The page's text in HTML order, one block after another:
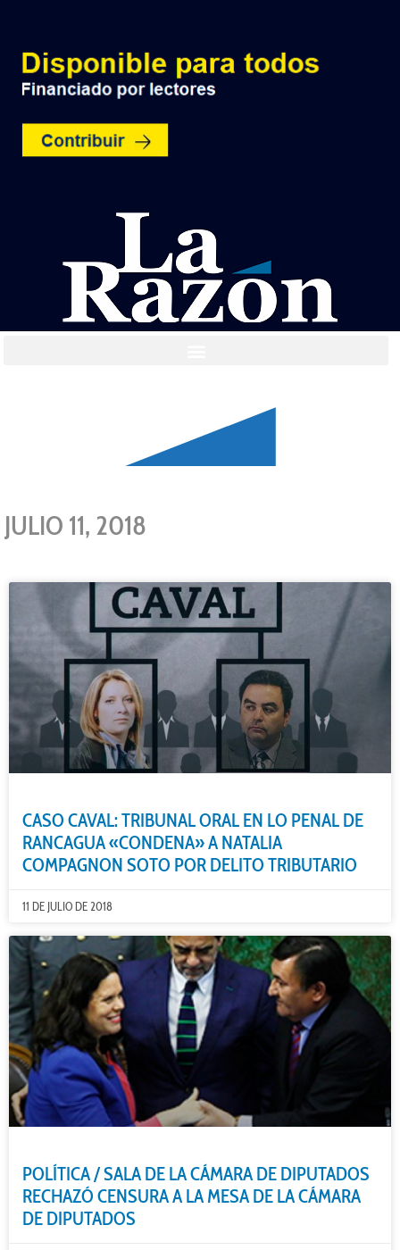
JULIO 11, 2018
CASO CAVAL: TRIBUNAL ORAL EN LO PENAL DE
RANCAGUA «CONDENA» A NATALIA
COMPAGNON SOTO POR DELITO TRIBUTARIO
11 DE JULIO DE 2018
POLÍTICA / SALA DE LA CÁMARA DE DIPUTADOS
RECHAZÓ CENSURA A LA MESA DE LA CÁMARA
DE DIPUTADOS